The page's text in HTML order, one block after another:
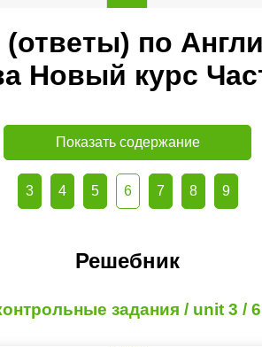
по
Новый курс
Показать содержание
3 4 5 6 7 8 9
Решебник
задания / unit 3 / 6